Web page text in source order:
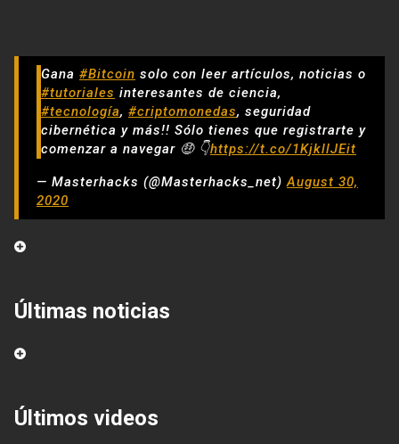
Gana #Bitcoin solo con leer artículos, noticias o
#tutoriales interesantes de ciencia,
#tecnología, #criptomonedas, seguridad
cibernética y más!! Sólo tienes que registrarte y
comenzar a navegar 🤑 👇https://t.co/1KjkllJEit
— Masterhacks (@Masterhacks_net) August 30,
2020
Últimas noticias
Últimos videos